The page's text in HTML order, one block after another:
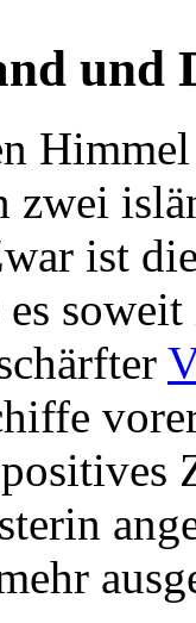
und
zwei
ist